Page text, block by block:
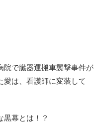
院で臓器運搬車襲撃事件が
愛は、看護師に変装して
黒幕とは！？